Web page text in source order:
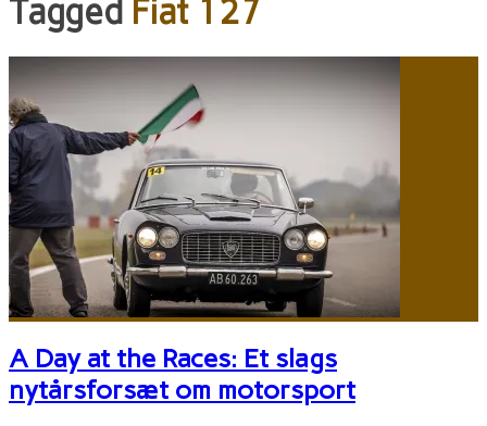
Tagged Fiat 127
A Day at the Races: Et slags
nytårsforsæt om motorsport